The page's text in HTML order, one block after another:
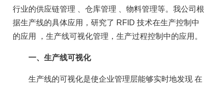
行业的供应链管理 、仓库管理 、物料管理等。我公司根
据生产线的具体应用，研究了 RFID 技术在生产控制中
的应用 ，生产线可视化管理，生产过程控制中的应用。
一、生产线可视化
生产线的可视化是使企业管理层能够实时地发现 在